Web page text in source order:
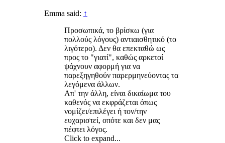
Emma said: ↑
Προσωπικά, το βρίσκω (για
πολλούς λόγους) αντιαισθητικό (το
λιγότερο). Δεν θα επεκταθώ ως
προς το "γιατί", καθώς αρκετοί
ψάχνουν αφορμή για να
παρεξηγηθούν παρερμηνεύοντας τα
λεγόμενα άλλων.
Απ' την άλλη, είναι δικαίωμα του
καθενός να εκφράζεται όπως
νομίζει/επιλέγει ή τον/την
ευχαριστεί, οπότε και δεν μας
πέφτει λόγος.
Click to expand...